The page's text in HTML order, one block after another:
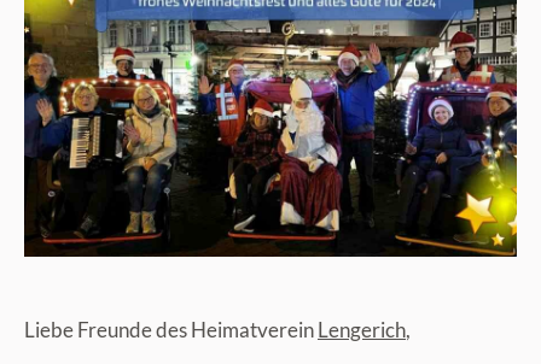
Liebe Freunde des HeimatvereinLengerich,